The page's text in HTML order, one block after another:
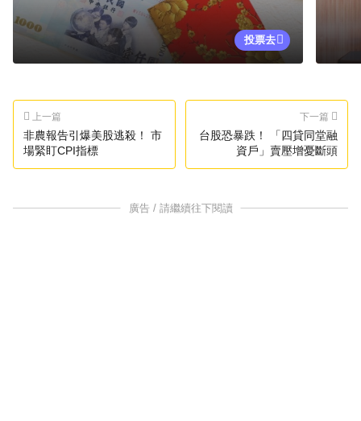
投票去
上一篇
非農報告引爆美股逃殺！ 市
場緊盯CPI指標
下一篇
台股恐暴跌！ 「四貸同堂融
資戶」賣壓增憂斷頭
廣告 / 請繼續往下閱讀